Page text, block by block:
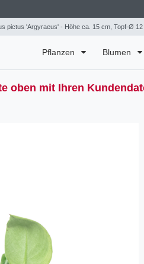
pictus 'Argyraeus' - Höhe ca. 15 cm, Topf-Ø 12
Pflanzen Blumen
oben mit Ihren